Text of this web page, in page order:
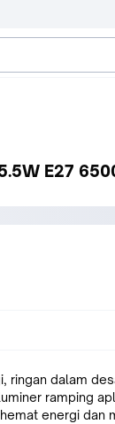
E27
ringan dalam
ramping
energi dan